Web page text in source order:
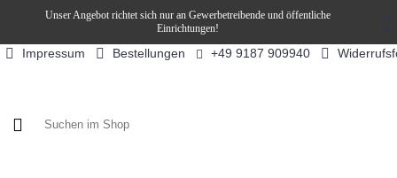
Unser Angebot richtet sich nur an Gewerbetreibende und öffentliche
Einrichtungen!
Impressum Bestellungen +49 9187 909940